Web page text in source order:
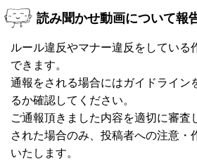
読み聞かせ動画について報
ルール違反やマナー違反をしている
できます。
通報をされる場合にはガイドライン
るか確認してください。
ご通報頂きました内容を適切に審査
された場合のみ、投稿者への注意・
いたします。